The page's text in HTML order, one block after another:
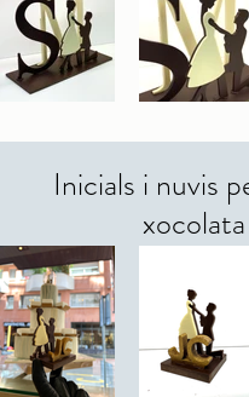
Inicials i nuvis
xocolata